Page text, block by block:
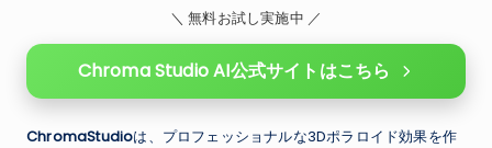
＼ 無料お試し実施中 ／
Chroma Studio AI公式サイトはこちら
ChromaStudioは、プロフェッショナルな3Dポラロイド効果を作